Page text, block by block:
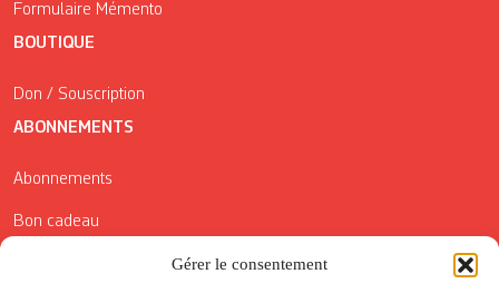
Gérer le consentement
Formulaire Mémento
BOUTIQUE
Don / Souscription
ABONNEMENTS
Abonnements
Bon cadeau
Conditions générales de vente